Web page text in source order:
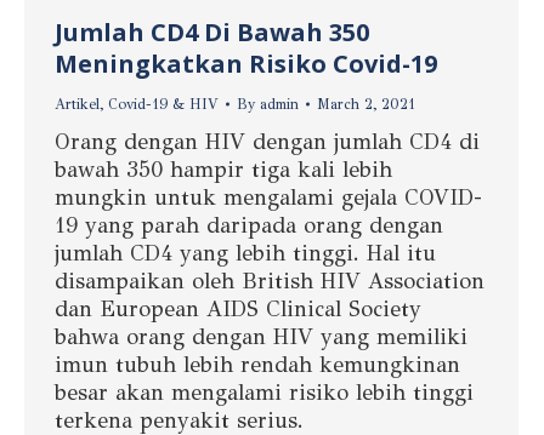
Jumlah CD4 Di Bawah 350
Meningkatkan Risiko Covid-19
Artikel, Covid-19 & HIV By admin March 2, 2021
Orang dengan HIV dengan jumlah CD4 di
bawah 350 hampir tiga kali lebih
mungkin untuk mengalami gejala COVID-
19 yang parah daripada orang dengan
jumlah CD4 yang lebih tinggi. Hal itu
disampaikan oleh British HIV Association
dan European AIDS Clinical Society
bahwa orang dengan HIV yang memiliki
imun tubuh lebih rendah kemungkinan
besar akan mengalami risiko lebih tinggi
terkena penyakit serius.